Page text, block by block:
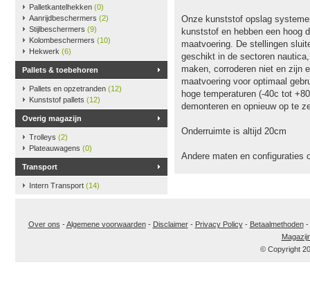
Palletkantelhekken (0)
Aanrijdbeschermers (2)
Stijlbeschermers (9)
Kolombeschermers (10)
Hekwerk (6)
Pallets & toebehoren
Pallets en opzetranden (12)
Kunststof pallets (12)
Overig magazijn
Trolleys (2)
Plateauwagens (0)
Transport
Intern Transport (14)
Onze kunststof opslag
kunststof en hebben een hoog
maatvoering. De stellingen
geschikt in de sectoren
maken, corroderen niet en zijn
maatvoering voor optimaal
hoge temperaturen (-40c tot
demonteren en opnieuw op te
Onderruimte is altijd 20cm
Andere maten en configuraties
Over ons -Algemene voorwaarden- Disclaimer- Privacy Policy- Betaalmethoden-
© Copyright